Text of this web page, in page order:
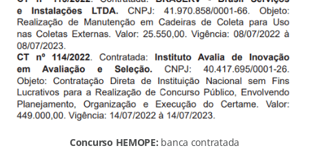
Concurso HEMOPE: banca contratada